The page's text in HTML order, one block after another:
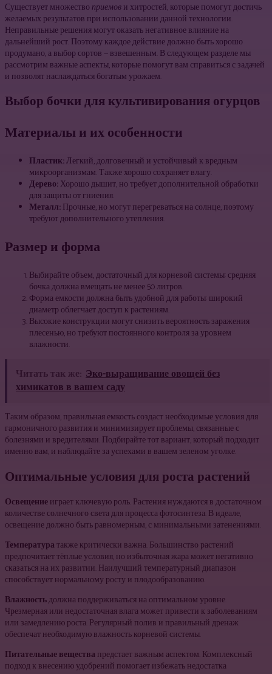
Существует множество приемови хитростей, которые помогут достичь
желаемых результатов при использовании данной технологии.
Неправильные решения могут оказать негативное влияние на
дальнейший рост. Поэтому каждое действие должно быть хорошо
продумано, а выбор сортов — взвешенным. В следующем разделе мы
рассмотрим важные аспекты, которые помогут вам справиться с задачей
и позволят наслаждаться богатым урожаем.
Выбор бочки для культивирования огурцов
Материалы и их особенности
Пластик:Легкий, долговечный и устойчивый к вредным
микроорганизмам. Также хорошо сохраняет влагу.
Дерево:Хорошо дышит, но требует дополнительной обработки
для защиты от гниения.
Металл:Прочные, но могут перегреваться на солнце, поэтому
требуют дополнительного утепления.
Размер и форма
Выбирайте объем, достаточный для корневой системы: средняя
бочка должна вмещать не менее 50 литров.
Форма емкости должна быть удобной для работы: широкий
диаметр облегчает доступ к растениям.
Высокие конструкции могут снизить вероятность заражения
плесенью, но требуют постоянного контроля за уровнем
влажности.
Читать так же: Эко-выращивание овощей без
химикатов в вашем саду
Таким образом, правильная емкость создаст необходимые условия для
гармоничного развития и минимизирует проблемы, связанные с
болезнями и вредителями. Подбирайте тот вариант, который подходит
именно вам, и наблюдайте за успехами в вашем зеленом уголке.
Оптимальные условия для роста растений
Освещениеиграет ключевую роль. Растения нуждаются в достаточном
количестве солнечного света для процесса фотосинтеза. В идеале,
освещение должно быть равномерным, с минимальными затенениями.
Температуратакже критически важна. Большинство растений
предпочитает тёплые условия, но избыточная жара может негативно
сказаться на их развитии. Наилучший температурный диапазон
способствует нормальному росту и плодообразованию.
Влажностьдолжна поддерживаться на оптимальном уровне.
Чрезмерная или недостаточная влага может привести к заболеваниям
или замедлению роста. Регулярный полив и правильный дренаж
обеспечат необходимую влажность корневой системы.
Питательные вещества предстает важным аспектом. Комплексный
подход к внесению удобрений помогает избежать недостатка